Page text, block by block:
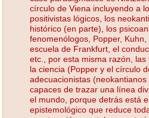
círculo de Viena incluyendo a
positivistas lógicos, los
histórico (en parte), los
fenomenólogos, Popper,
escuela de Frankfurt, el
etc., por esta misma razón,
la ciencia (Popper y el círculo
adecuacionistas
capaces de trazar una línea
el mundo, porque detrás está
epistemológico que reduce